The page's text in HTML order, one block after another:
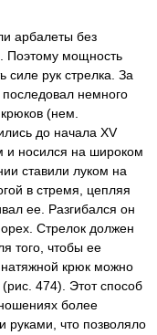
арбалеты без
Поэтому мощность
силе рук стрелка. За
немного
(нем.
до начала XV
и носился на широком
ставили луком на
в стремя, цепляя
ее. Разгибался он
Стрелок должен
того, чтобы ее
крюк можно
474). Этот способ
более
руками, что позволяло